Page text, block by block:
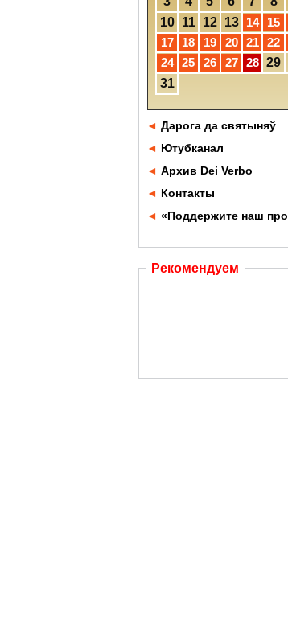
10
11 12 13 14 15
17
18 19 20 21 22
24
25 26 27 28 29
31
◄ Дарога да святыняў
◄ Ютубканал
◄ Архив Dei Verbo
◄ Контакты
◄ «Поддержите наш
Рекомендуем